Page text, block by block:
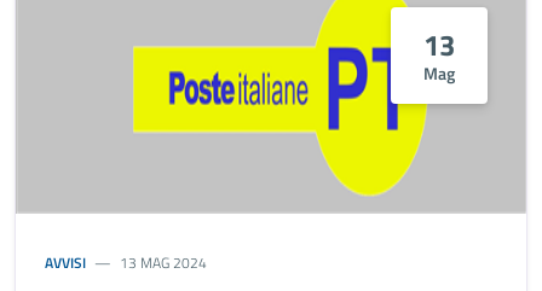
13
Mag
AVVISI 13 MAG 2024